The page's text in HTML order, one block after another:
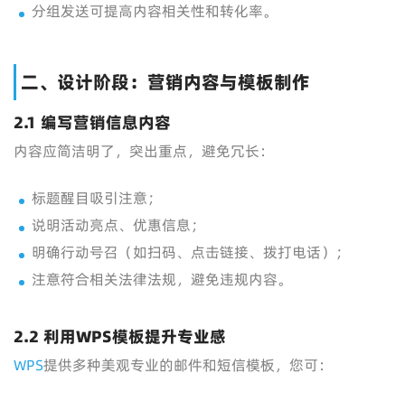
分组发送可提高内容相关性和转化率。
二、设计阶段：营销内容与模板制作
2.1 编写营销信息内容
内容应简洁明了，突出重点，避免冗长：
标题醒目吸引注意；
说明活动亮点、优惠信息；
明确行动号召（如扫码、点击链接、拨打电话）；
注意符合相关法律法规，避免违规内容。
2.2 利用WPS模板提升专业感
WPS提供多种美观专业的邮件和短信模板，您可：